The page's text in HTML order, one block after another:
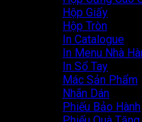
Hộp Giấy
Hộp Tròn
In Catalogue
In Menu Nhà
In Sổ Tay
Mác Sản Phẩm
Nhãn Dán
Phiếu Bảo Hành